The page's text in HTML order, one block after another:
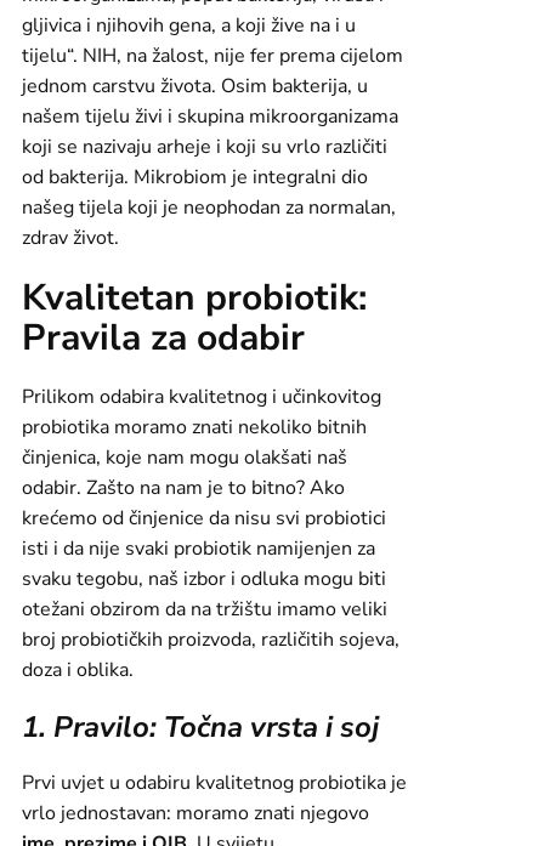
gljivica i njihovih gena, a koji žive na i u
tijelu“. NIH, na žalost, nije fer prema cijelom
jednom carstvu života. Osim bakterija, u
našem tijelu živi i skupina mikroorganizama
koji se nazivaju arheje i koji su vrlo različiti
od bakterija. Mikrobiom je integralni dio
našeg tijela koji je neophodan za normalan,
zdrav život.
Kvalitetan probiotik:
Pravila za odabir
Prilikom odabira kvalitetnog i učinkovitog
probiotika moramo znati nekoliko bitnih
činjenica, koje nam mogu olakšati naš
odabir. Zašto na nam je to bitno? Ako
krećemo od činjenice da nisu svi probiotici
isti i da nije svaki probiotik namijenjen za
svaku tegobu, naš izbor i odluka mogu biti
otežani obzirom da na tržištu imamo veliki
broj probiotičkih proizvoda, različitih sojeva,
doza i oblika.
1. Pravilo: Točna vrsta i soj
Prvi uvjet u odabiru kvalitetnog probiotika je
vrlo jednostavan: moramo znati njegovo